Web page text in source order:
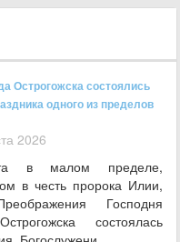
Острогожска состоялись
одного из пределов
2026
в малом пределе,
в честь пророка Илии,
Господня
состоялась